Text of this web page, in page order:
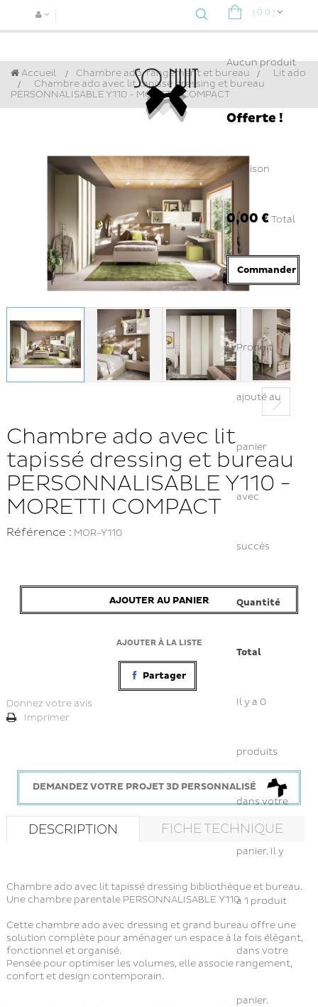
( 0 0 )
Aucun produit
Offerte !
Livraison
0,00 €Total
Commander
Produit
ajouté au
panier
avec
succès
Quantité
Total
Il y a 0
produits
dans votre
panier. Il y
a 1 produit
dans votre
panier.
Accueil Chambre ado, rangement et bureau >
Lit ado
>
Chambre ado avec lit tapissé dressing et bureau
PERSONNALISABLE Y110 - MORETTI COMPACT
Chambre ado avec lit
tapissé dressing et bureau
PERSONNALISABLE Y110 -
MORETTI COMPACT
Référence : MOR-Y110
AJOUTER AU PANIER
AJOUTER À LA LISTE
Partager
Donnez votre avis
Imprimer
DEMANDEZ VOTRE PROJET 3D PERSONNALISÉ
DESCRIPTION FICHE TECHNIQUE
Chambre ado avec lit tapissé dressing bibliothèque et bureau.
Une chambre parentale PERSONNALISABLE Y110
Cette chambre ado avec dressing et grand bureau offre une
solution complète pour aménager un espace à la fois élégant,
fonctionnel et organisé.
Pensée pour optimiser les volumes, elle associe rangement,
confort et design contemporain.